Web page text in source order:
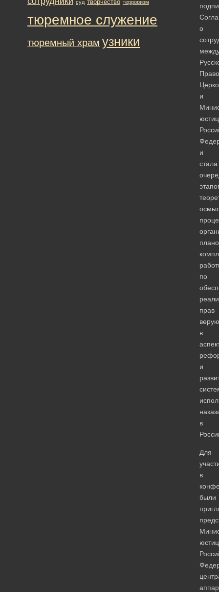
о
и
и
стала
по
прав
в
и
в
Для
в
были
суд творчество терроризм
тюремное служение
тюремный храм узники